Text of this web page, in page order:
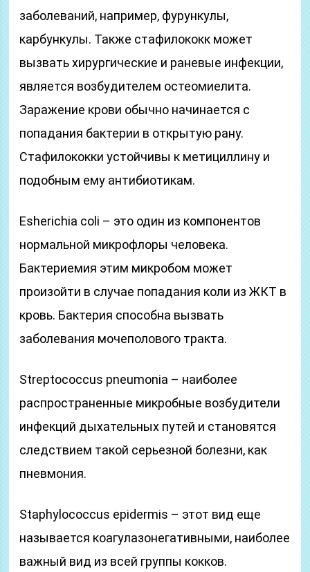
заболеваний, например, фурункулы,
карбункулы. Также стафилококк может
вызвать хирургические и раневые инфекции,
является возбудителем остеомиелита.
Заражение крови обычно начинается с
попадания бактерии в открытую рану.
Стафилококки устойчивы к метициллину и
подобным ему антибиотикам.
Esherichia coli – это один из компонентов
нормальной микрофлоры человека.
Бактериемия этим микробом может
произойти в случае попадания коли из ЖКТ в
кровь. Бактерия способна вызвать
заболевания мочеполового тракта.
Streptococcus pneumonia – наиболее
распространенные микробные возбудители
инфекций дыхательных путей и становятся
следствием такой серьезной болезни, как
пневмония.
Staphylococcus epidermis – этот вид еще
называется коагулазонегативными, наиболее
важный вид из всей группы кокков.